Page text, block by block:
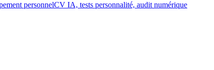
personnelCV IA, tests personnalité, audit numérique